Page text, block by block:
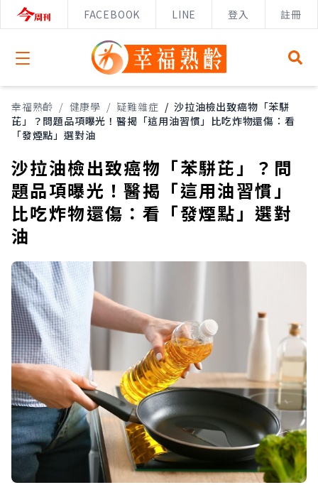
FACEBOOK LINE 登入 註冊
Open menu
幸福熟齡 / 健康學 / 疑難雜症 / 沙拉油檢出致癌物「苯駢
芘」？問題品項曝光！醫揭「這用油習慣」比吃炸物還傷：看
「發煙點」選對油
沙拉油檢出致癌物「苯駢芘」？問
題品項曝光！醫揭「這用油習慣」
比吃炸物還傷：看「發煙點」選對
油